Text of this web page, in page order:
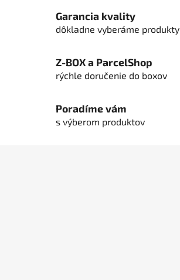
c
i
r
v
ý
Garancia kvality
dôkladne vyberáme produkty
Z-BOX a ParcelShop
rýchle doručenie do boxov
Poradíme vám
s výberom produktov